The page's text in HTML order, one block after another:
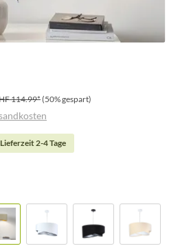
114.99*(50% gespart)
2-4 Tage